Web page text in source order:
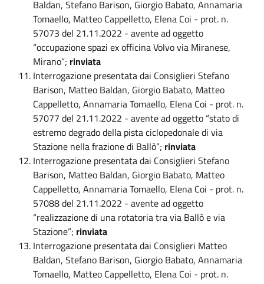
Baldan, Stefano Barison, Giorgio Babato, Annamaria
Tomaello, Matteo Cappelletto, Elena Coi - prot. n.
57073 del 21.11.2022 - avente ad oggetto
“occupazione spazi ex officina Volvo via Miranese,
Mirano”; rinviata
Interrogazione presentata dai Consiglieri Stefano
Barison, Matteo Baldan, Giorgio Babato, Matteo
Cappelletto, Annamaria Tomaello, Elena Coi - prot. n.
57077 del 21.11.2022 - avente ad oggetto “stato di
estremo degrado della pista ciclopedonale di via
Stazione nella frazione di Ballò”; rinviata
Interrogazione presentata dai Consiglieri Stefano
Barison, Matteo Baldan, Giorgio Babato, Matteo
Cappelletto, Annamaria Tomaello, Elena Coi - prot. n.
57088 del 21.11.2022 - avente ad oggetto
“realizzazione di una rotatoria tra via Ballò e via
Stazione”; rinviata
Interrogazione presentata dai Consiglieri Matteo
Baldan, Stefano Barison, Giorgio Babato, Annamaria
Tomaello, Matteo Cappelletto, Elena Coi - prot. n.